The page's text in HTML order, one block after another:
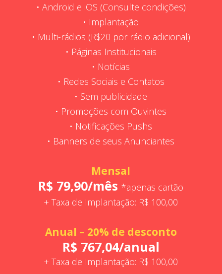
• Android e iOS (Consulte condições)
• Implantação
• Multi-rádios (R$20 por rádio adicional)
• Páginas Institucionais
• Notícias
• Redes Sociais e Contatos
• Sem publicidade
• Promoções com Ouvintes
• Notificações Pushs
• Banners de seus Anunciantes
Mensal
R$ 79,90/mês *apenas cartão
+ Taxa de Implantação: R$ 100,00
Anual – 20% de desconto
R$ 767,04/anual
+ Taxa de Implantação: R$ 100,00